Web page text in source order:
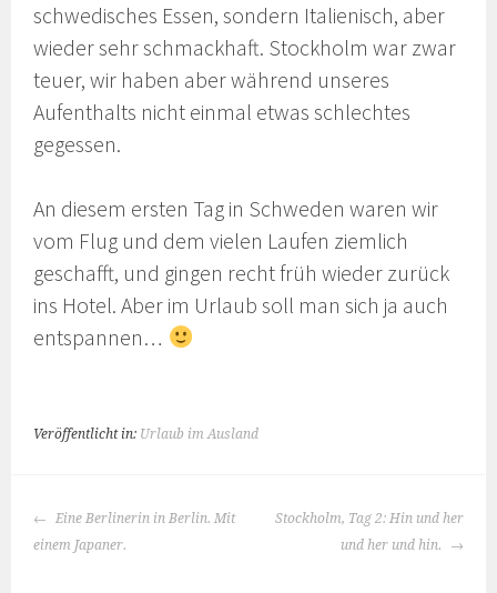
schwedisches Essen, sondern Italienisch, aber
wieder sehr schmackhaft. Stockholm war zwar
teuer, wir haben aber während unseres
Aufenthalts nicht einmal etwas schlechtes
gegessen.
An diesem ersten Tag in Schweden waren wir
vom Flug und dem vielen Laufen ziemlich
geschafft, und gingen recht früh wieder zurück
ins Hotel. Aber im Urlaub soll man sich ja auch
entspannen…
Veröffentlicht in: Urlaub im Ausland
BEITRAGS-
NAVIGATION
Eine Berlinerin in Berlin. Mit
einem Japaner.
Stockholm, Tag 2: Hin und her
und her und hin.